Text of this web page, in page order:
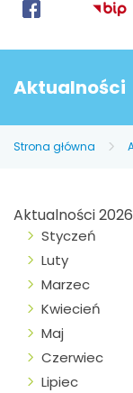
Aktualności
Strona główna
Aktualności 2026
Styczeń
Luty
Marzec
Kwiecień
Maj
Czerwiec
Lipiec